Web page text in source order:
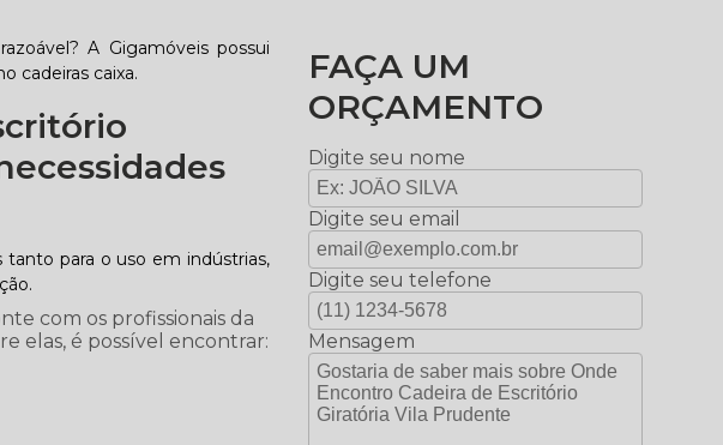
A Gigamóveis possui
cadeiras caixa.
tanto para o uso em indústrias,
com os profissionais da
elas, é possível encontrar:
FAÇA UM
ORÇAMENTO
Digite seu nome
Digite seu email
Digite seu telefone
Mensagem